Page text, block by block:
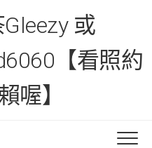
或
【看照約
喔】